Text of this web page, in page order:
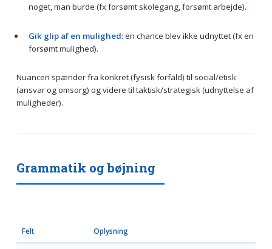
noget, man burde (fx forsømt skolegang, forsømt arbejde).
Gik glip af en mulighed: en chance blev ikke udnyttet (fx en
forsømt mulighed).
Nuancen spænder fra konkret (fysisk forfald) til social/etisk
(ansvar og omsorg) og videre til taktisk/strategisk (udnyttelse af
muligheder).
Grammatik og bøjning
Felt Oplysning